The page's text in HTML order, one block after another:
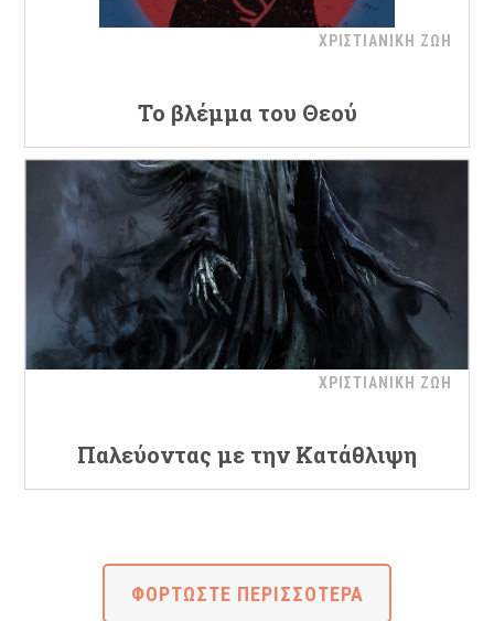
ΧΡΙΣΤΙΑΝΙΚΗ ΖΩΗ
Το βλέμμα του Θεού
ΧΡΙΣΤΙΑΝΙΚΗ ΖΩΗ
Παλεύοντας με την Κατάθλιψη
ΦΟΡΤΩΣΤΕ ΠΕΡΙΣΣΟΤΕΡΑ